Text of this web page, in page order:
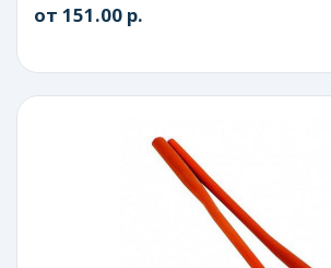
от 151.00 р.